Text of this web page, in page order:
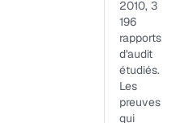
2010, 3
196
rapports
d'audit
étudiés.
Les
preuves
qui